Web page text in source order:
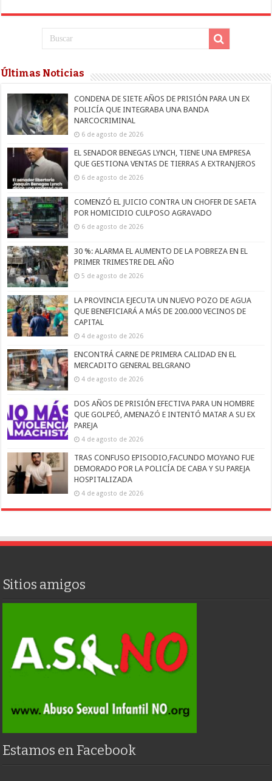
Últimas Noticias
CONDENA DE SIETE AÑOS DE PRISIÓN PARA UN EX
POLICÍA QUE INTEGRABA UNA BANDA
NARCOCRIMINAL
6 de agosto de 2026
EL SENADOR BENEGAS LYNCH, TIENE UNA EMPRESA
QUE GESTIONA VENTAS DE TIERRAS A EXTRANJEROS
6 de agosto de 2026
COMENZÓ EL JUICIO CONTRA UN CHOFER DE SAETA
POR HOMICIDIO CULPOSO AGRAVADO
6 de agosto de 2026
30 %: ALARMA EL AUMENTO DE LA POBREZA EN EL
PRIMER TRIMESTRE DEL AÑO
5 de agosto de 2026
LA PROVINCIA EJECUTA UN NUEVO POZO DE AGUA
QUE BENEFICIARÁ A MÁS DE 200.000 VECINOS DE
CAPITAL
4 de agosto de 2026
ENCONTRÁ CARNE DE PRIMERA CALIDAD EN EL
MERCADITO GENERAL BELGRANO
4 de agosto de 2026
DOS AÑOS DE PRISIÓN EFECTIVA PARA UN HOMBRE
QUE GOLPEÓ, AMENAZÓ E INTENTÓ MATAR A SU EX
PAREJA
4 de agosto de 2026
TRAS CONFUSO EPISODIO,FACUNDO MOYANO FUE
DEMORADO POR LA POLICÍA DE CABA Y SU PAREJA
HOSPITALIZADA
4 de agosto de 2026
Sitios amigos
Estamos en Facebook